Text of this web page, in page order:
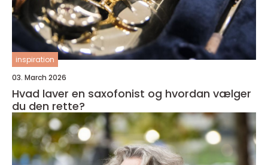
inspiration
03. March 2026
Hvad laver en saxofonist og hvordan vælger
du den rette?